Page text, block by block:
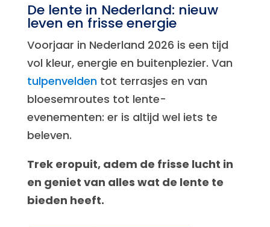
De lente in Nederland: nieuw
leven en frisse energie
Voorjaar in Nederland 2026 is een tijd
vol kleur, energie en buitenplezier. Van
tulpenveldentot terrasjes en van
bloesemroutes tot lente-
evenementen: er is altijd wel iets te
beleven.
Trek eropuit, adem de frisse lucht in
en geniet van alles wat de lente te
bieden heeft.